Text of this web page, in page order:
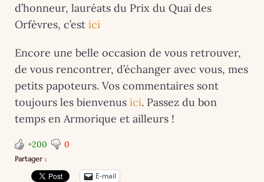
d’honneur, lauréats du Prix du Quai des
Orfèvres, c’est ici
Encore une belle occasion de vous retrouver,
de vous rencontrer, d’échanger avec vous, mes
petits papoteurs. Vos commentaires sont
toujours les bienvenus ici. Passez du bon
temps en Armorique et ailleurs !
+200 0
Partager :
E-mail